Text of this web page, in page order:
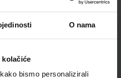
O nama
bismo personalizirali
školske